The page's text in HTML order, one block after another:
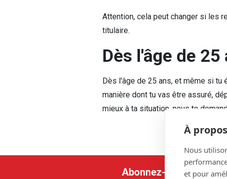
À
Nous
et pour
Attention, cela peut changer si les
titulaire.
Dès l'âge de 25
Dès l'âge de 25 ans, et même si tu
manière dont tu vas être assuré,
mieux à ta situation, nous te
Abonnez-vous à notre